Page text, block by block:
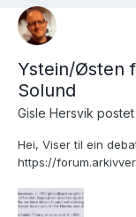
Ystein/Østen
Solund
Gisle Hersvik
Hei, Viser til ein
https://
solund-–-kvar-frå/